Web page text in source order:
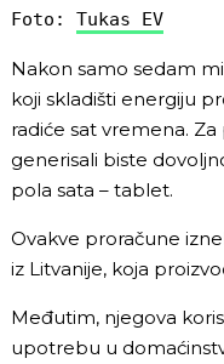
Foto: Tukas EV
Nakon samo sedam
koji skladišti energiju
radiće sat vremena.
generisali biste
pola sata – tablet.
Ovakve proračune
iz Litvanije, koja
Međutim, njegova
upotrebu u